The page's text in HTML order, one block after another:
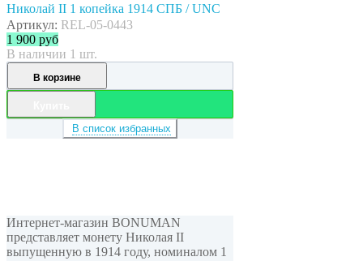
Николай II 1 копейка 1914 СПБ / UNC
Артикул: REL-05-0443
1 900 руб
В наличии 1 шт.
В корзине
В список избранных
Интернет-магазин BONUMAN
представляет монету Николая II
выпущенную в 1914 году, номиналом 1